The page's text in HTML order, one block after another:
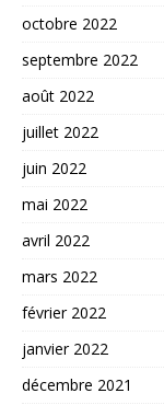
octobre 2022
septembre 2022
août 2022
juillet 2022
juin 2022
mai 2022
avril 2022
mars 2022
février 2022
janvier 2022
décembre 2021